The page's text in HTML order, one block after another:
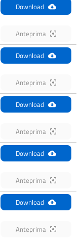
Download
Anteprima
Download
Anteprima
Download
Anteprima
Download
Anteprima
Download
Anteprima